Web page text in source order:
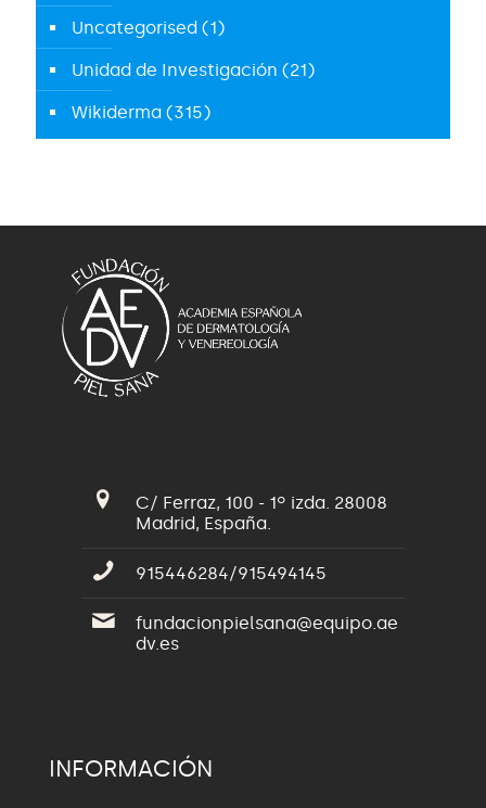
Uncategorised (1)
Unidad de Investigación (21)
Wikiderma (315)
C/ Ferraz, 100 - 1º izda. 28008
Madrid, España.
915446284/915494145
fundacionpielsana@equipo.ae
dv.es
INFORMACIÓN